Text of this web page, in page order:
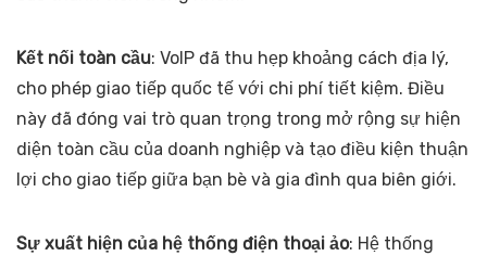
Kết nối toàn cầu: VoIP đã thu hẹp khoảng cách địa lý,
cho phép giao tiếp quốc tế với chi phí tiết kiệm. Điều
này đã đóng vai trò quan trọng trong mở rộng sự hiện
diện toàn cầu của doanh nghiệp và tạo điều kiện thuận
lợi cho giao tiếp giữa bạn bè và gia đình qua biên giới.
Sự xuất hiện của hệ thống điện thoại ảo: Hệ thống